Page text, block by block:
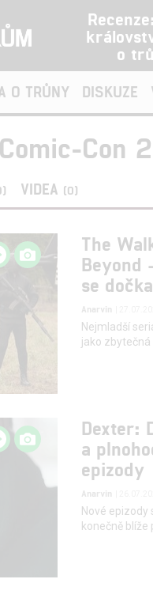
o
O TRŮNY DISKUZE
Con
VIDEA (0)
The
Beyond
se
Anarvin
Nejmladší
jako zbytečná
Dexter:
a
epizody
Anarvin
Nové
konečně blíže